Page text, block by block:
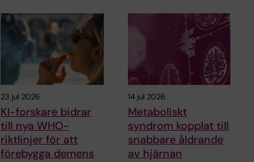
23 jul 2026
KI-forskare bidrar
till nya WHO-
riktlinjer för att
förebygga demens
14 jul 2026
Metaboliskt
syndrom kopplat till
snabbare åldrande
av hjärnan